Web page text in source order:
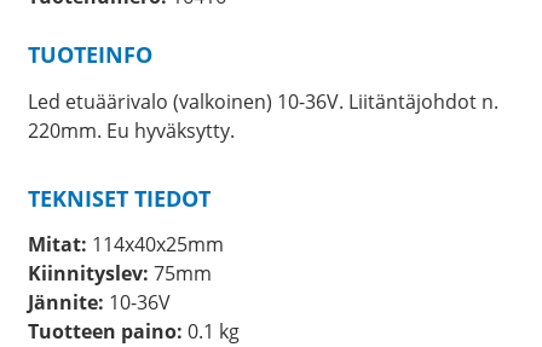
TUOTEINFO
Led etuäärivalo (valkoinen) 10-36V. Liitäntäjohdot n.
220mm. Eu hyväksytty.
TEKNISET TIEDOT
Mitat: 114x40x25mm
Kiinnityslev: 75mm
Jännite: 10-36V
Tuotteen paino: 0.1 kg